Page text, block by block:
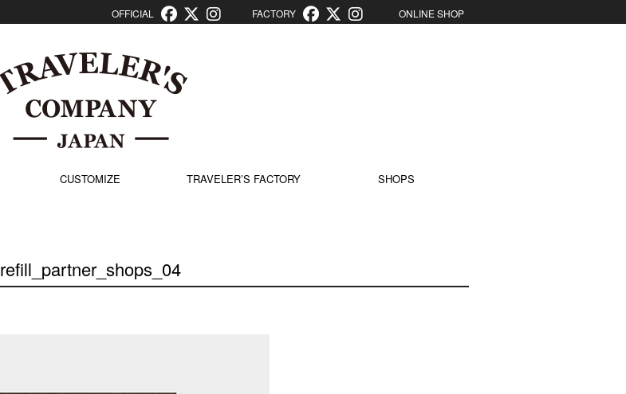
OFFICIAL FACTORY ONLINE SHOP
CUSTOMIZE TRAVELER’S FACTORY SHOPS
refill_partner_shops_04